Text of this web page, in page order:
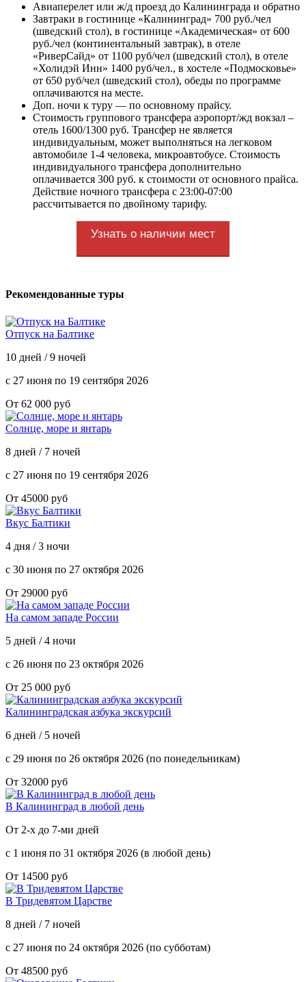
Авиаперелет или ж/д проезд до Калининграда и обратно
Завтраки в гостинице «Калининград» 700 руб./чел
(шведский стол), в гостинице «Академическая» от 600
руб./чел (континентальный завтрак), в отеле
«РиверСайд» от 1100 руб/чел (шведский стол), в отеле
«Холидэй Инн» 1400 руб/чел., в хостеле «Подмосковье»
от 650 руб/чел (шведский стол), обеды по программе
оплачиваются на месте.
Доп. ночи к туру — по основному прайсу.
Стоимость группового трансфера аэропорт/жд вокзал –
отель 1600/1300 руб. Трансфер не является
индивидуальным, может выполняться на легковом
автомобиле 1-4 человека, микроавтобусе. Стоимость
индивидуального трансфера дополнительно
оплачивается 300 руб. к стоимости от основного прайса.
Действие ночного трансфера с 23:00-07:00
рассчитывается по двойному тарифу.
Узнать о наличии мест
Рекомендованные туры
Отпуск на Балтике
10 дней / 9 ночей
с 27 июня по 19 сентября 2026
От 62 000 руб
Солнце, море и янтарь
8 дней / 7 ночей
с 27 июня по 19 сентября 2026
От 45000 руб
Вкус Балтики
4 дня / 3 ночи
с 30 июня по 27 октября 2026
От 29000 руб
На самом западе России
5 дней / 4 ночи
с 26 июня по 23 октября 2026
От 25 000 руб
Калининградская азбука экскурсий
6 дней / 5 ночей
с 29 июня по 26 октября 2026 (по понедельникам)
От 32000 руб
В Калининград в любой день
От 2-х до 7-ми дней
с 1 июня по 31 октября 2026 (в любой день)
От 14500 руб
В Тридевятом Царстве
8 дней / 7 ночей
с 27 июня по 24 октября 2026 (по субботам)
От 48500 руб